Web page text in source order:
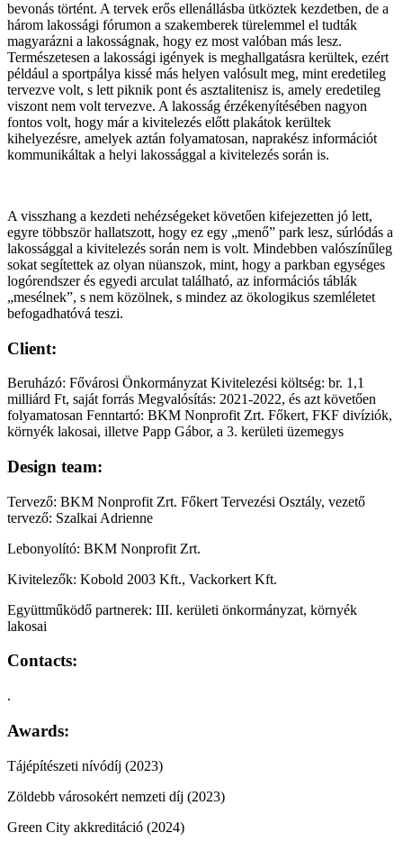
bevonás történt. A tervek erős ellenállásba ütköztek kezdetben, de a
három lakossági fórumon a szakemberek türelemmel el tudták
magyarázni a lakosságnak, hogy ez most valóban más lesz.
Természetesen a lakossági igények is meghallgatásra kerültek, ezért
például a sportpálya kissé más helyen valósult meg, mint eredetileg
tervezve volt, s lett piknik pont és asztalitenisz is, amely eredetileg
viszont nem volt tervezve. A lakosság érzékenyítésében nagyon
fontos volt, hogy már a kivitelezés előtt plakátok kerültek
kihelyezésre, amelyek aztán folyamatosan, naprakész információt
kommunikáltak a helyi lakossággal a kivitelezés során is.
A visszhang a kezdeti nehézségeket követően kifejezetten jó lett,
egyre többször hallatszott, hogy ez egy „menő” park lesz, súrlódás a
lakossággal a kivitelezés során nem is volt. Mindebben valószínűleg
sokat segítettek az olyan nüanszok, mint, hogy a parkban egységes
logórendszer és egyedi arculat található, az információs táblák
„mesélnek”, s nem közölnek, s mindez az ökologikus szemléletet
befogadhatóvá teszi.
Client:
Beruházó: Fővárosi Önkormányzat Kivitelezési költség: br. 1,1
milliárd Ft, saját forrás Megvalósítás: 2021-2022, és azt követően
folyamatosan Fenntartó: BKM Nonprofit Zrt. Főkert, FKF divíziók,
környék lakosai, illetve Papp Gábor, a 3. kerületi üzemegys
Design team:
Tervező: BKM Nonprofit Zrt. Főkert Tervezési Osztály, vezető
tervező: Szalkai Adrienne
Lebonyolító: BKM Nonprofit Zrt.
Kivitelezők: Kobold 2003 Kft., Vackorkert Kft.
Együttműködő partnerek: III. kerületi önkormányzat, környék
lakosai
Contacts:
.
Awards:
Tájépítészeti nívódíj (2023)
Zöldebb városokért nemzeti díj (2023)
Green City akkreditáció (2024)